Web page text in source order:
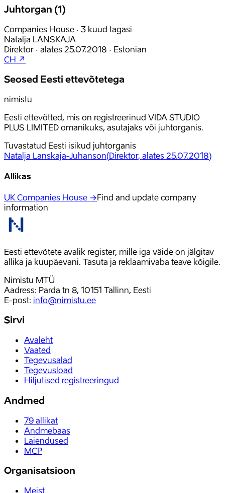
Juhtorgan (1)
Companies House · 3 kuud tagasi
Natalja LANSKAJA
Direktor · alates 25.07.2018 · Estonian
CH ↗
Seosed Eesti ettevõtetega
nimistu
Eesti ettevõtted, mis on registreerinud VIDA STUDIO
PLUS LIMITED omanikuks, asutajaks või juhtorganis.
Tuvastatud Eesti isikud juhtorganis
Natalja Lanskaja-Juhanson(Direktor, alates 25.07.2018)
Allikas
UK Companies House →Find and update company
information
Eesti ettevõtete avalik register, mille iga väide on jälgitav
allika ja kuupäevani. Tasuta ja reklaamivaba teave kõigile.
Nimistu MTÜ
Aadress: Parda tn 8, 10151 Tallinn, Eesti
E-post: info@nimistu.ee
Sirvi
Avaleht
Vaated
Tegevusalad
Tegevusload
Hiljutised registreeringud
Andmed
79 allikat
Andmebaas
Laiendused
MCP
Organisatsioon
Meist